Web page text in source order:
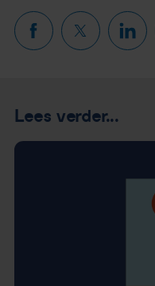
Lees verder...